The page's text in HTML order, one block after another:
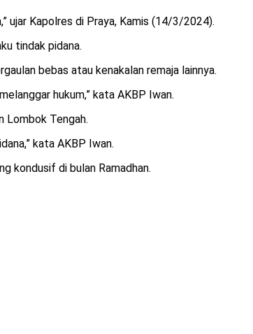
ujar Kapolres di Praya, Kamis (14/3/2024).
tindak pidana.
bebas atau kenakalan remaja lainnya.
hukum,” kata AKBP Iwan.
Lombok Tengah.
kata AKBP Iwan.
kondusif di bulan Ramadhan.